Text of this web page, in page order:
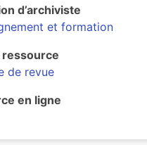
d’archiviste
et formation
ressource
de revue
en ligne